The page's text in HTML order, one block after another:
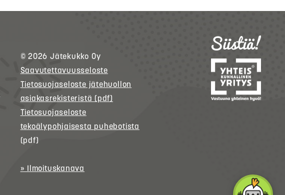
© 2026 Jätekukko Oy
Saavutettavuusseloste
Tietosuojaseloste jätehuollon
asiakasrekisteristä (pdf)
Tietosuojaseloste
tekoälypohjaisesta puhebotista
(pdf)
» Ilmoituskanava